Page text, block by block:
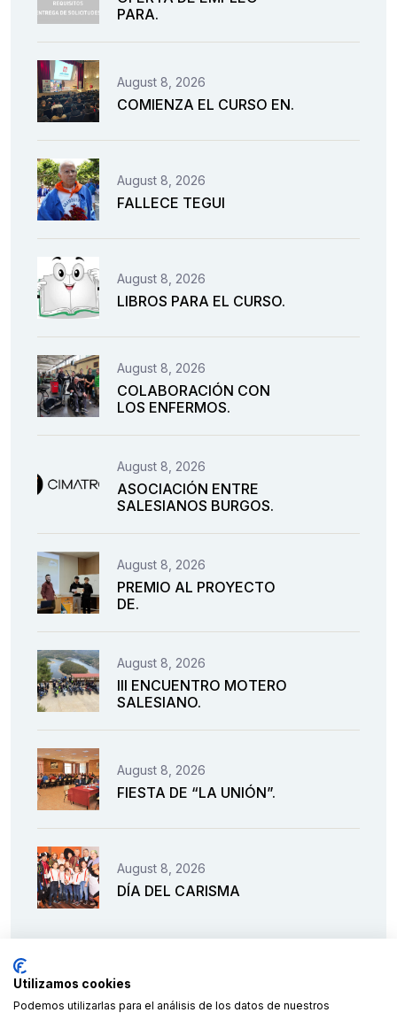
PARA.
August 8, 2026
COMIENZA EL CURSO EN.
August 8, 2026
FALLECE TEGUI
August 8, 2026
LIBROS PARA EL CURSO.
August 8, 2026
COLABORACIÓN CON
LOS ENFERMOS.
August 8, 2026
ASOCIACIÓN ENTRE
SALESIANOS BURGOS.
August 8, 2026
PREMIO AL PROYECTO
DE.
August 8, 2026
III ENCUENTRO MOTERO
SALESIANO.
August 8, 2026
FIESTA DE “LA UNIÓN”.
August 8, 2026
DÍA DEL CARISMA
Utilizamos cookies
Podemos utilizarlas para el análisis de los datos de nuestros